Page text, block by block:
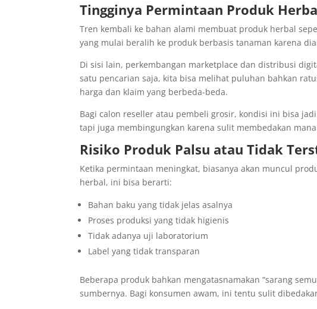
Tingginya Permintaan Produk
Tren kembali ke bahan alami membuat produk herbal
yang mulai beralih ke produk berbasis tanaman karena
Di sisi lain, perkembangan marketplace dan distribusi
satu pencarian saja, kita bisa melihat puluhan bahkan
harga dan klaim yang berbeda-beda.
Bagi calon reseller atau pembeli grosir, kondisi ini bisa
tapi juga membingungkan karena sulit membedakan
Risiko Produk Palsu atau Tidak
Ketika permintaan meningkat, biasanya akan muncul
herbal, ini bisa berarti:
Bahan baku yang tidak jelas asalnya
Proses produksi yang tidak higienis
Tidak adanya uji laboratorium
Label yang tidak transparan
Beberapa produk bahkan mengatasnamakan “sarang
sumbernya. Bagi konsumen awam, ini tentu sulit